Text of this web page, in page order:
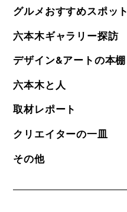
グルメおすすめスポット
六本木ギャラリー探訪
デザイン&アートの本棚
六本木と人
取材レポート
クリエイターの一皿
その他